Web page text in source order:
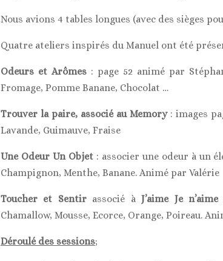
Nous avions 4 tables longues (avec des sièges
Quatre ateliers inspirés du Manuel ont été
Odeurs et Arômes: page 52 animé par
Fromage, Pomme Banane, Chocolat …
Trouver la paire, associé au Memory: images
Lavande, Guimauve, Fraise
Une Odeur Un Objet : associer une odeur à un
Champignon, Menthe, Banane. Animé par Valérie
Toucher et Sentirassocié àJ’aime Je
Chamallow, Mousse, Ecorce, Orange, Poireau.
Déroulé des sessions;